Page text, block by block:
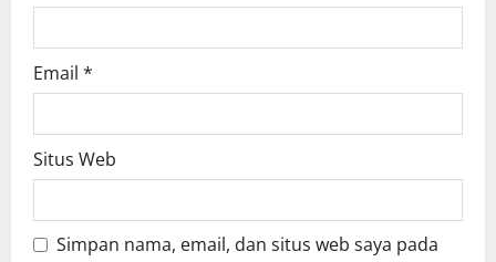
Email *
Situs Web
Simpan nama, email, dan situs web saya pada